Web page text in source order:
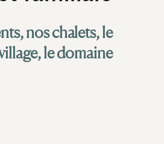
nos chalets, le
le domaine